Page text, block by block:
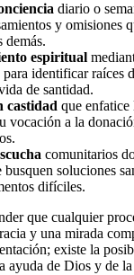
diario o
y omisiones
demás.
espiritual
para identificar raíces
de santidad.
castidad que enfatice
vocación a la
comunitarios
busquen soluciones
difíciles.
que cualquier
y una mirada
existe la
ayuda de Dios y de